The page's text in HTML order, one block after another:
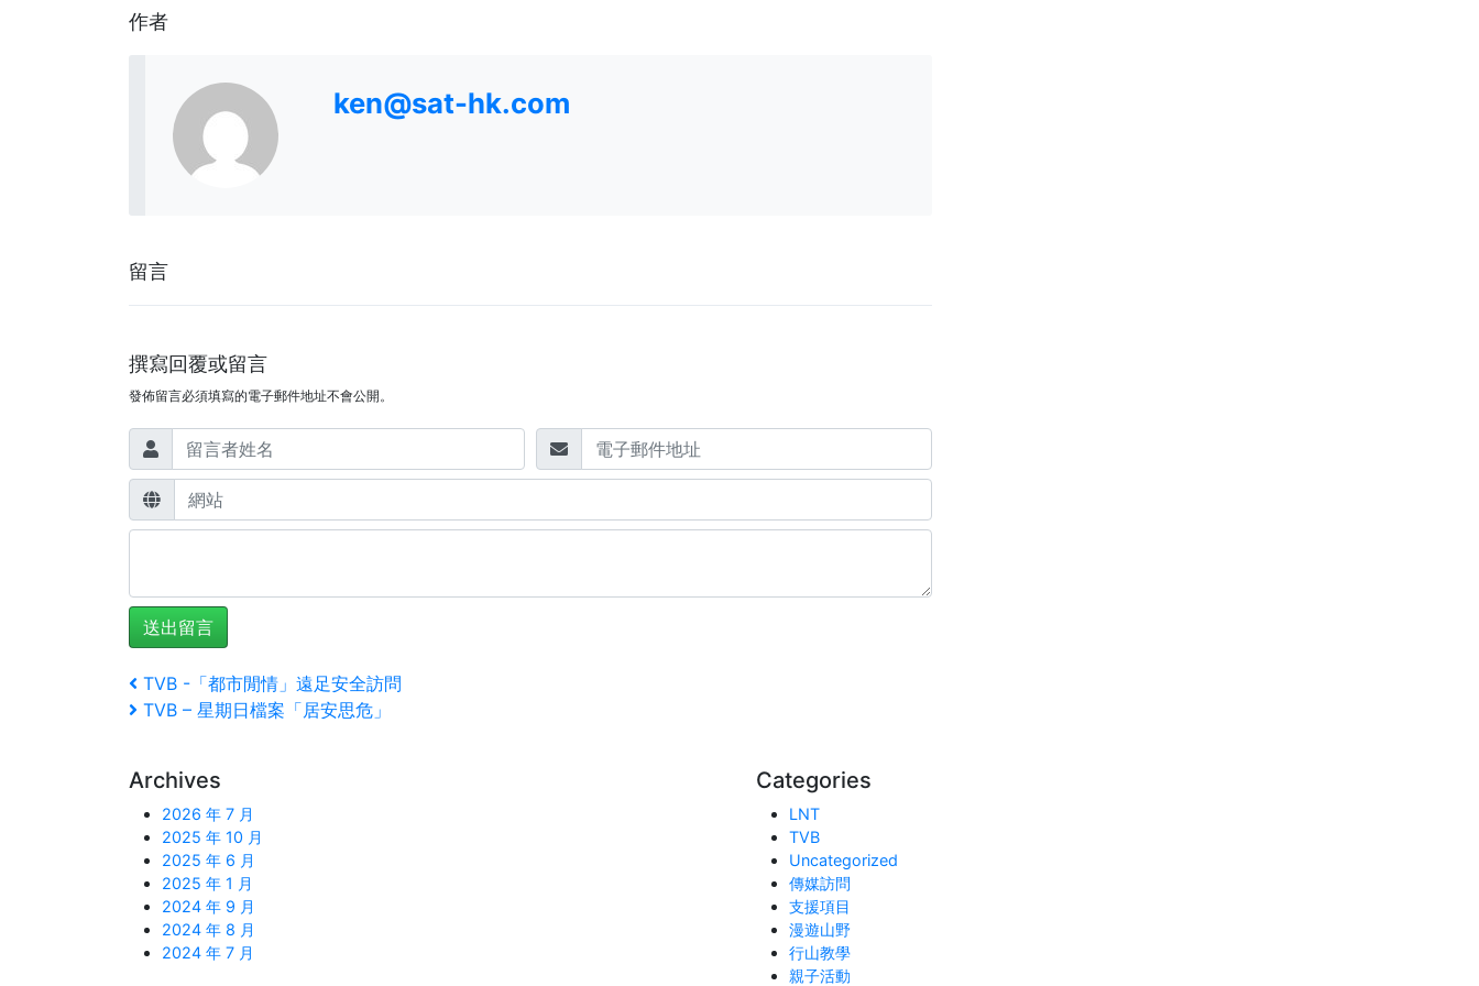
作者
ken@sat-hk.com
留言
撰寫回覆或留言
發佈留言必須填寫的電子郵件地址不會公開。
文
章
導
覽
上
一
�
TVB -「都市閒情」遠足安全訪問
下
文
�
TVB – 星期日檔案「居安思危」
Archives
2026 年 7 月
2025 年 10 月
2025 年 6 月
2025 年 1 月
2024 年 9 月
2024 年 8 月
2024 年 7 月
Categories
LNT
TVB
Uncategorized
傳媒訪問
支援項目
漫遊山野
行山教學
親子活動